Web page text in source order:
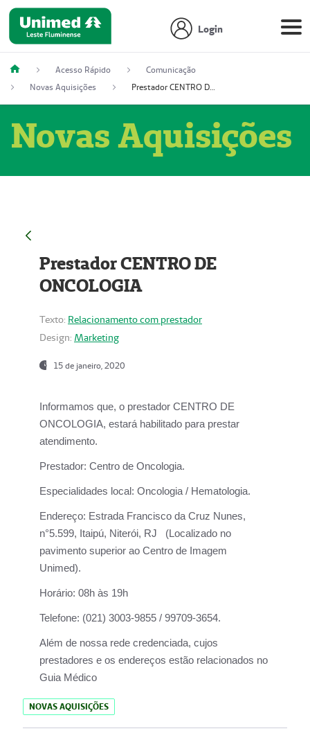
Login
Acesso Rápido
Comunicação
Novas Aquisições
Prestador CENTRO DE ONCOLOGIA
Novas Aquisições
Prestador CENTRO DE
ONCOLOGIA
Texto: Relacionamento com prestador
Design: Marketing
15 de janeiro, 2020
Informamos que, o prestador CENTRO DE
ONCOLOGIA, estará habilitado para prestar
atendimento.
Prestador: Centro de Oncologia.
Especialidades local: Oncologia / Hematologia.
Endereço: Estrada Francisco da Cruz Nunes,
n°5.599, Itaipú, Niterói, RJ (Localizado no
pavimento superior ao Centro de Imagem
Unimed).
Horário: 08h às 19h
Telefone: (021) 3003-9855 / 99709-3654.
Além de nossa rede credenciada, cujos
prestadores e os endereços estão relacionados no
Guia Médico
NOVAS AQUISIÇÕES